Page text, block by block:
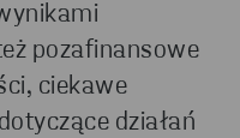
pozafinansowe
ciekawe
działań